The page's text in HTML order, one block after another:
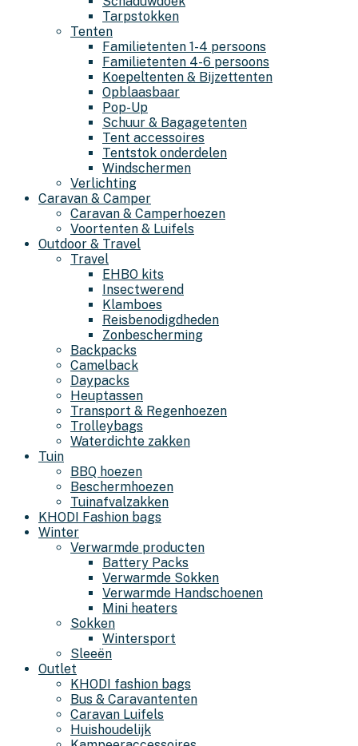
Tarpstokken
Tenten
Familietenten 1-4 persoons
Familietenten 4-6 persoons
Koepeltenten & Bijzettenten
Opblaasbaar
Pop-Up
Schuur & Bagagetenten
Tent accessoires
Tentstok onderdelen
Windschermen
Verlichting
Caravan & Camper
Caravan & Camperhoezen
Voortenten & Luifels
Outdoor & Travel
Travel
EHBO kits
Insectwerend
Klamboes
Reisbenodigdheden
Zonbescherming
Backpacks
Camelback
Daypacks
Heuptassen
Transport & Regenhoezen
Trolleybags
Waterdichte zakken
Tuin
BBQ hoezen
Beschermhoezen
Tuinafvalzakken
KHODI Fashion bags
Winter
Verwarmde producten
Battery Packs
Verwarmde Sokken
Verwarmde Handschoenen
Mini heaters
Sokken
Wintersport
Sleeën
Outlet
KHODI fashion bags
Bus & Caravantenten
Caravan Luifels
Huishoudelijk